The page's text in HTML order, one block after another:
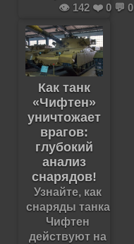
👁️ 142 ❤️ 0 💬 0
Как танк
«Чифтен»
уничтожает
врагов:
глубокий
анализ
снарядов!
Узнайте, как
снаряды танка
Чифтен
действуют на